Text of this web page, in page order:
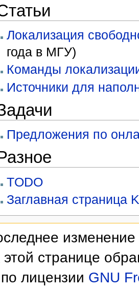
Локализация
года в МГУ)
Команды
Источники для
Предложения по
TODO
Заглавная страница
этой странице
лицензии GNU